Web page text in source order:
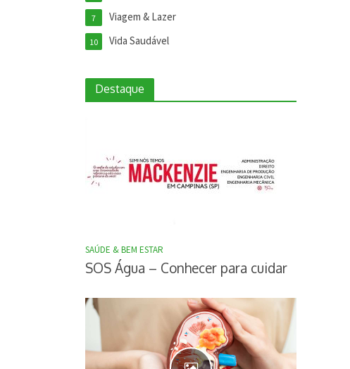
Viagem & Lazer
7
Vida Saudável
10
Destaque
SAÚDE & BEM ESTAR
SOS Água – Conhecer para cuidar